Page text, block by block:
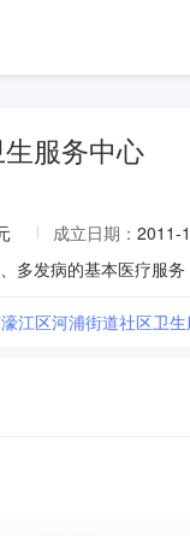
服务中心
成立日期： 2011-
多发病的基本医疗服
江区河浦街道社区卫